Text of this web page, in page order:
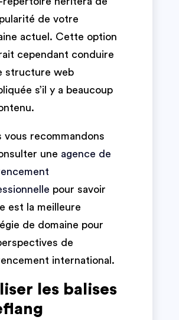
de votre
actuel. Cette option
cependant conduire
structure web
s’il y a beaucoup
vous recommandons
une agence de
pour savoir
est la meilleure
de domaine pour
de
international.
les balises